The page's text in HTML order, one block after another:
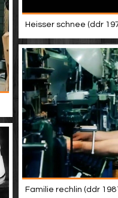
Heisser schnee (ddr
Familie rechlin (ddr